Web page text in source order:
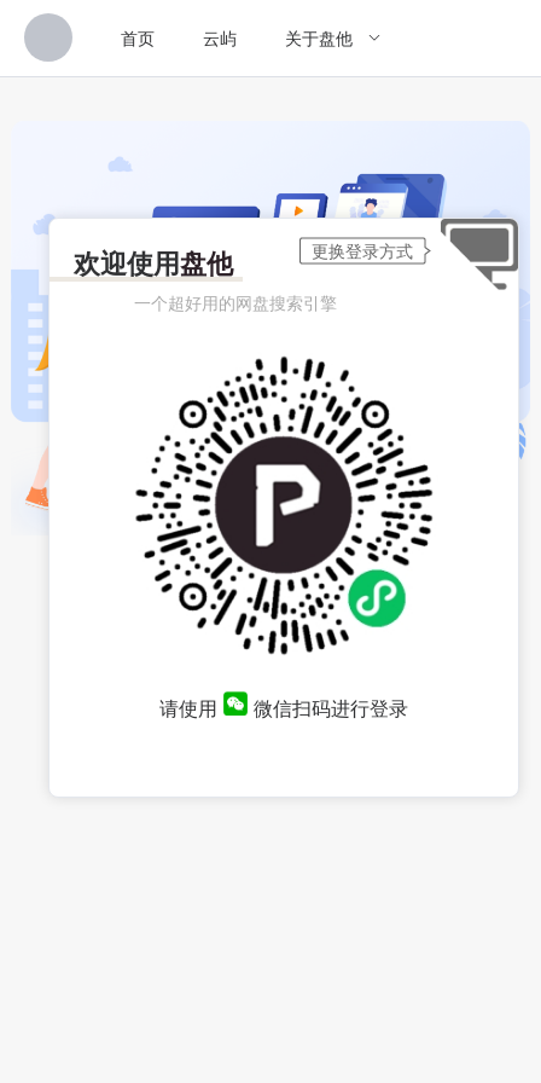
首页 云屿 关于盘他
欢迎使用盘他
一个超好用的网盘搜索引擎
请使用 微信扫码进行登录